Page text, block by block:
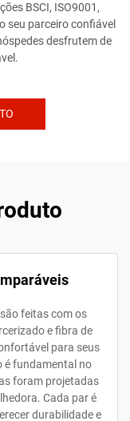
BSCI, ISO9001,
seu parceiro confiável
desfrutem de
feitas com os
e fibra de
para seus
é fundamental no
foram projetadas
Cada par é
durabilidade e